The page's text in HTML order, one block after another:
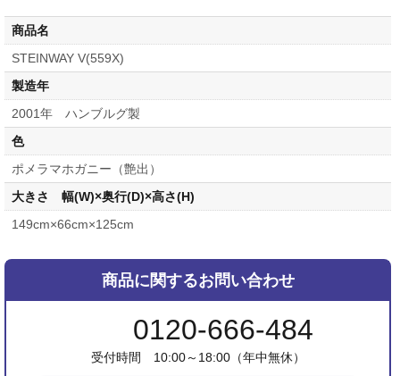
商品名
STEINWAY V(559X)
製造年
2001年 ハンブルグ製
色
ポメラマホガニー（艶出）
大きさ 幅(W)×奥行(D)×高さ(H)
149cm×66cm×125cm
商品に関するお問い合わせ
0120-666-484
受付時間 10:00～18:00（年中無休）